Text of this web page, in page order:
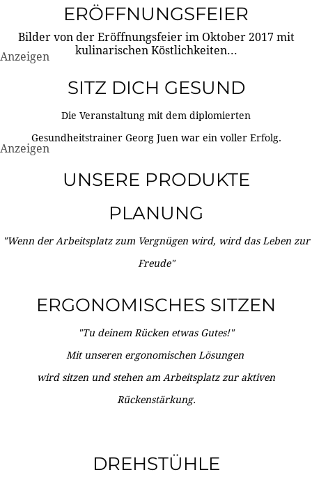
ERÖFFNUNGSFEIER
Bilder von der Eröffnungsfeier im Oktober 2017 mit
kulinarischen Köstlichkeiten...
Anzeigen
SITZ DICH GESUND
Die Veranstaltung mit dem diplomierten
Gesundheitstrainer Georg Juen war ein voller Erfolg.
Anzeigen
UNSERE PRODUKTE
PLANUNG
"Wenn der Arbeitsplatz zum Vergnügen wird, wird das Leben zur
Freude"
ERGONOMISCHES SITZEN
"Tu deinem Rücken etwas Gutes!"
Mit unseren ergonomischen Lösungen
wird sitzen und stehen am Arbeitsplatz zur aktiven
Rückenstärkung.
DREHSTÜHLE